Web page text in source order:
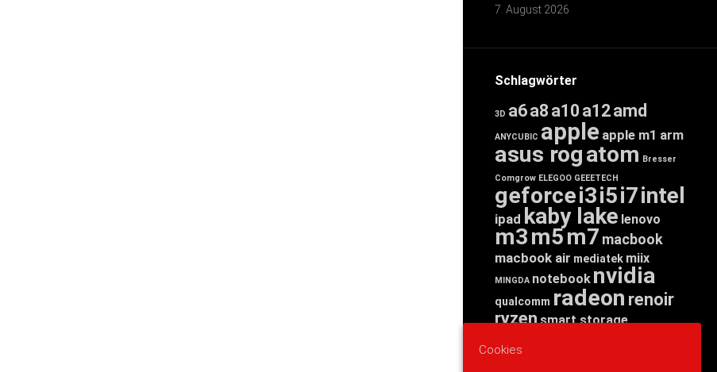
7. August 2026
Schlagwörter
3D a6a8 a10 a12amd
ANYCUBIC apple apple m1 arm
asus rogatom Bresser
Comgrow ELEGOO GEEETECH
geforcei3i5i7intel
ipad kaby lake lenovo
m3m5m7 macbook
macbook air mediatek miix
MINGDA notebook nvidia
qualcomm radeon renoir
ryzensmart storage
threadripper
Cookies